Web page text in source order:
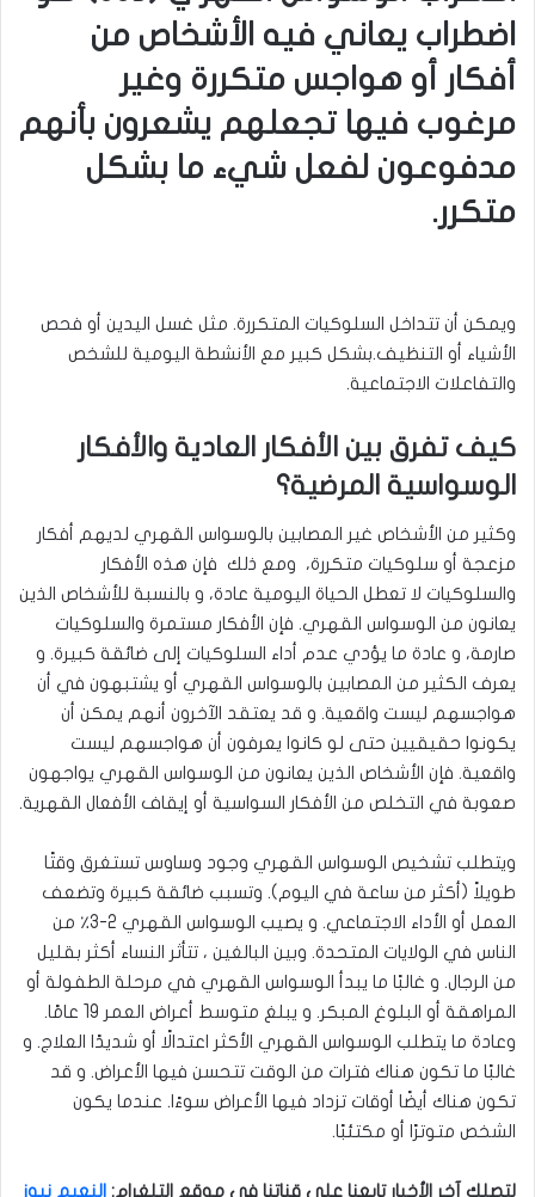
اضطراب يعاني فيه الأشخاص من
أفكار أو هواجس متكررة وغير
مرغوب فيها تجعلهم يشعرون بأنهم
مدفوعون لفعل شيء ما بشكل
متكرر.
ويمكن أن تتداخل السلوكيات المتكررة. مثل غسل اليدين أو فحص
الأشياء أو التنظيف.بشكل كبير مع الأنشطة اليومية للشخص
والتفاعلات الاجتماعية.
كيف تفرق بين الأفكار العادية والأفكار
الوسواسية المرضية؟
وكثير من الأشخاص غير المصابين بالوسواس القهري لديهم أفكار
مزعجة أو سلوكيات متكررة، ومع ذلك فإن هذه الأفكار
والسلوكيات لا تعطل الحياة اليومية عادة، و بالنسبة للأشخاص الذين
يعانون من الوسواس القهري. فإن الأفكار مستمرة والسلوكيات
صارمة، و عادة ما يؤدي عدم أداء السلوكيات إلى ضائقة كبيرة. و
يعرف الكثير من المصابين بالوسواس القهري أو يشتبهون في أن
هواجسهم ليست واقعية. و قد يعتقد الآخرون أنهم يمكن أن
يكونوا حقيقيين حتى لو كانوا يعرفون أن هواجسهم ليست
واقعية. فإن الأشخاص الذين يعانون من الوسواس القهري يواجهون
صعوبة في التخلص من الأفكار السواسية أو إيقاف الأفعال القهرية.
ويتطلب تشخيص الوسواس القهري وجود وساوس تستغرق وقتًا
طويلاً (أكثر من ساعة في اليوم). وتسبب ضائقة كبيرة وتضعف
العمل أو الأداء الاجتماعي. و يصيب الوسواس القهري 2-3٪ من
الناس في الولايات المتحدة. وبين البالغين ، تتأثر النساء أكثر بقليل
من الرجال. و غالبًا ما يبدأ الوسواس القهري في مرحلة الطفولة أو
المراهقة أو البلوغ المبكر. و يبلغ متوسط ​​أعراض العمر 19 عامًا.
وعادة ما يتطلب الوسواس القهري الأكثر اعتدالًا أو شديدًا العلاج. و
غالبًا ما تكون هناك فترات من الوقت تتحسن فيها الأعراض. و قد
تكون هناك أيضًا أوقات تزداد فيها الأعراض سوءًا. عندما يكون
الشخص متوترًا أو مكتئبًا.
لتصلك آخر الأخبار تابعنا على قناتنا في موقع التلغرام: النعيم نيوز